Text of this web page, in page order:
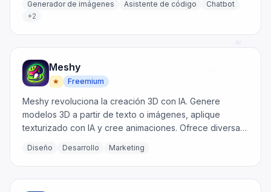
Generador de imágenes Asistente de código
Chatbot
+2
Meshy
★ Freemium
Meshy revoluciona la creación 3D con IA. Genere
modelos 3D a partir de texto o imágenes, aplique
texturizado con IA y cree animaciones. Ofrece diversas
Diseño Desarrollo Marketing